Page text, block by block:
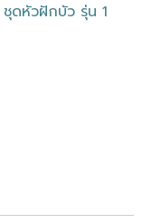
ชุดหัวฝักบัว รุ่น 1